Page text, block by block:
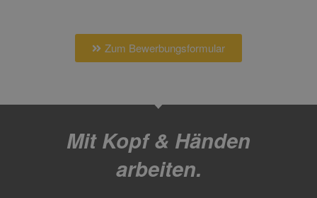
Zum Bewerbungsformular
Mit Kopf & Händen
arbeiten.